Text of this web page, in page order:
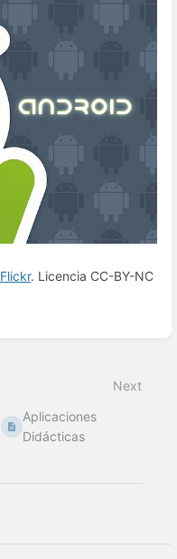
Flickr. Licencia CC-BY-NC
Next
Aplicaciones
Didácticas